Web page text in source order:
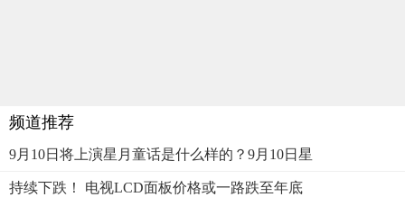
频道推荐
9月10日将上演星月童话是什么样的？9月10日星
持续下跌！ 电视LCD面板价格或一路跌至年底